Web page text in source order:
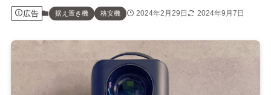
広告 据え置き機 格安機 2024年2月29日 2024年9月7日